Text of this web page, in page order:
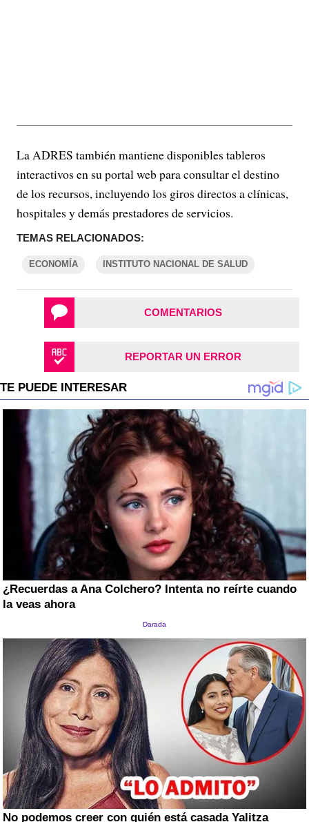
La ADRES también mantiene disponibles tableros
interactivos en su portal web para consultar el destino
de los recursos, incluyendo los giros directos a clínicas,
hospitales y demás prestadores de servicios.
TEMAS RELACIONADOS:
ECONOMÍA INSTITUTO NACIONAL DE SALUD
COMENTARIOS
REPORTAR UN ERROR